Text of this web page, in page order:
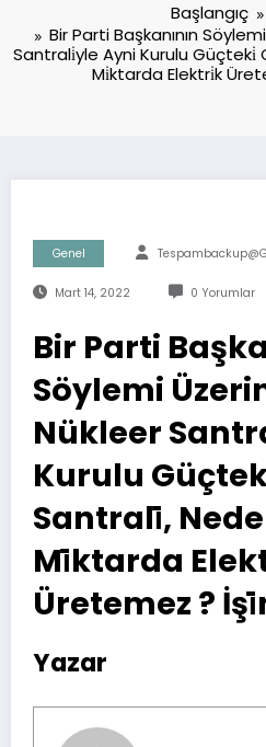
Başlangıç
Bir Parti Başkanının
Santrali̇yle Ayni Kurulu Güçteki̇
Mi̇ktarda Elektri̇k
Genel
Mart 14, 2022 0 Yorumlar
Bir Parti
Söylemi
Nükleer
Kurulu
Santrali̇,
Mi̇ktarda
Üretemez ?
Yazar